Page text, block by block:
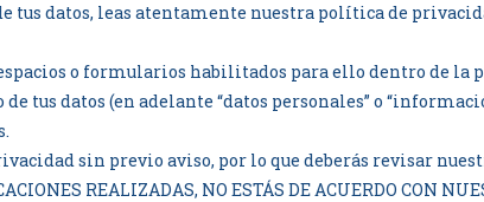
tus datos, leas atentamente nuestra política de
o formularios habilitados para ello dentro de la
tus datos (en adelante “datos personales” o
sin previo aviso, por lo que deberás revisar
REALIZADAS, NO ESTÁS DE ACUERDO CON